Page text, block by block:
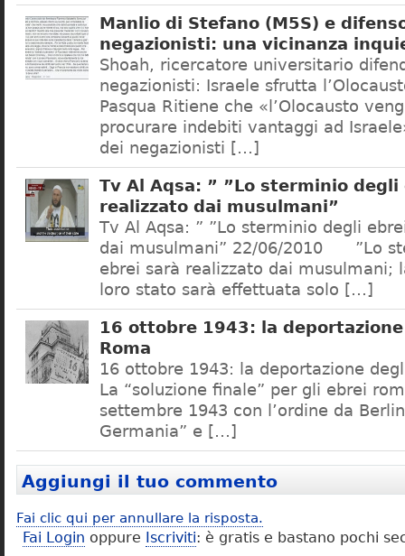
Manlio di Stefano (M5S) e
negazionisti: una vicinanza
Shoah, ricercatore universitario
negazionisti: Israele sfrutta
Pasqua Ritiene che «l’Olocausto
procurare indebiti vantaggi ad
dei negazionisti […]
Tv Al Aqsa: ” ”Lo sterminio degli
realizzato dai musulmani”
Tv Al Aqsa: ” ”Lo sterminio degli
dai musulmani” 22/06/2010 ”Lo
ebrei sarà realizzato dai musulmani;
loro stato sarà effettuata solo […]
16 ottobre 1943: la
Roma
16 ottobre 1943: la deportazione
La “soluzione finale” per gli ebrei
settembre 1943 con l’ordine da
Germania” e […]
Aggiungi il tuo commento
Fai clic qui per annullare la risposta.
Fai Login oppure Iscriviti: è gratis e bastano pochi